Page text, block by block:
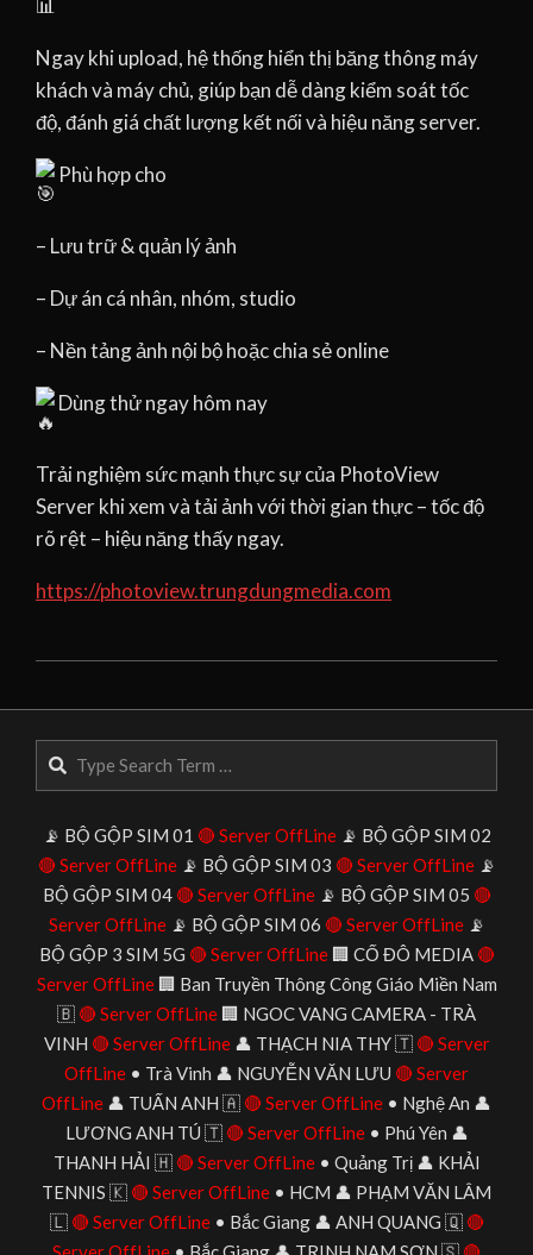
Ngay khi upload, hệ thống hiển thị băng thông máy
khách và máy chủ, giúp bạn dễ dàng kiểm soát tốc
độ, đánh giá chất lượng kết nối và hiệu năng server.
Phù hợp cho
– Lưu trữ & quản lý ảnh
– Dự án cá nhân, nhóm, studio
– Nền tảng ảnh nội bộ hoặc chia sẻ online
Dùng thử ngay hôm nay
Trải nghiệm sức mạnh thực sự của PhotoView
Server khi xem và tải ảnh với thời gian thực – tốc độ
rõ rệt – hiệu năng thấy ngay.
https://photoview.trungdungmedia.com
02-
📡 BỘ GỘP SIM 01 🔴 Server OffLine📡 BỘ GỘP SIM 02
🔴 Server OffLine📡 BỘ GỘP SIM 03 🔴 Server OffLine📡
BỘ GỘP SIM 04 🔴 Server OffLine📡 BỘ GỘP SIM 05 🔴
Server OffLine📡 BỘ GỘP SIM 06 🔴 Server OffLine📡
BỘ GỘP 3 SIM 5G 🔴 Server OffLine🏢 CỐ ĐÔ MEDIA 🔴
Server OffLine🏢 Ban Truyền Thông Công Giáo Miền Nam
🇧 🔴 Server OffLine 🏢 NGOC VANG CAMERA - TRÀ
VINH 🔴 Server OffLine👤 THẠCH NIA THY 🇹 🔴 Server
OffLine • Trà Vinh 👤 NGUYỄN VĂN LƯU 🔴 Server
OffLine 👤 TUẤN ANH 🇦 🔴 Server OffLine • Nghệ An 👤
LƯƠNG ANH TÚ 🇹 🔴 Server OffLine• Phú Yên 👤
THANH HẢI 🇭 🔴 Server OffLine• Quảng Trị 👤 KHẢI
TENNIS 🇰 🔴 Server OffLine • HCM 👤 PHẠM VĂN LÂM
🇱 🔴 Server OffLine• Bắc Giang 👤 ANH QUANG 🇶 🔴